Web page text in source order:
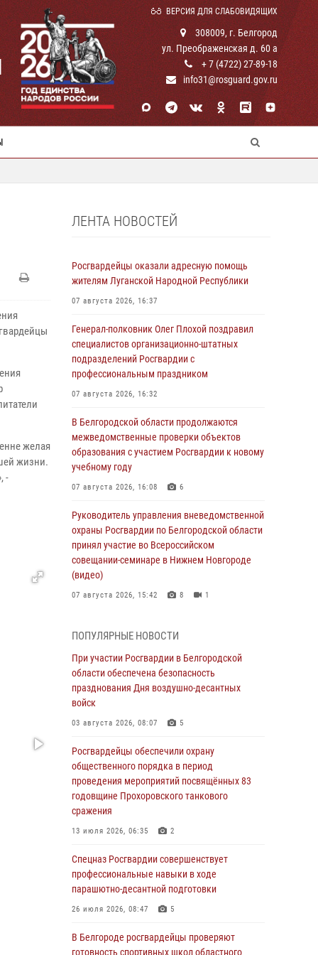
ВЕРСИЯ ДЛЯ СЛАБОВИДЯЩИХ
308009, г. Белгород
ул. Преображенская д. 60 а
+ 7 (4722) 27-89-18
info31@rosguard.gov.ru
желая
жизни.
-
ЛЕНТА НОВОСТЕЙ
Росгвардейцы оказали адресную помощь
жителям Луганской Народной Республики
07 августа 2026, 16:37
Генерал-полковник Олег Плохой поздравил
специалистов организационно-штатных
подразделений Росгвардии с
профессиональным праздником
07 августа 2026, 16:32
В Белгородской области продолжаются
межведомственные проверки объектов
образования с участием Росгвардии к новому
учебному году
07 августа 2026, 16:08 6
Руководитель управления вневедомственной
охраны Росгвардии по Белгородской области
принял участие во Всероссийском
совещании-семинаре в Нижнем Новгороде
(видео)
07 августа 2026, 15:42 8 1
пресекли условное проникновение в детский
лагерь «Солнышко»
07 августа 2026, 07:39 1
Белгородским радиослушателям рассказали
о роли физической культуры в жизни
07 августа 2026, 06:19
Подвиги героев‑росгвардейцев увековечили
в новой музейной экспозиции белгородского
музея‑диорамы «Курская битва.
Белгородское направление»
В Белгороде росгвардейцы проверяют
готовность спортивных школ областного
центра к новому учебному году
Росгвардия обеспечила общественную
ПОПУЛЯРНЫЕ НОВОСТИ
При участии Росгвардии в Белгородской
области обеспечена безопасность
празднования Дня воздушно-десантных
войск
03 августа 2026, 08:07 5
Росгвардейцы обеспечили охрану
общественного порядка в период
проведения мероприятий посвящённых 83
годовщине Прохоровского танкового
сражения
13 июля 2026, 06:35 2
Спецназ Росгвардии совершенствует
профессиональные навыки в ходе
парашютно-десантной подготовки
26 июля 2026, 08:47 5
В Белгороде росгвардейцы проверяют
готовность спортивных школ областного